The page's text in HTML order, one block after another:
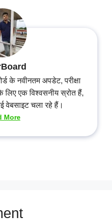
के नवीनतम अपडेट, परीक्षा
लिए एक विश्वसनीय स्रोत हैं,
वेबसाइट चला रहे हैं।
More